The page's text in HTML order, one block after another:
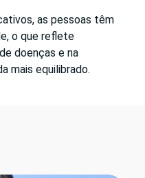
as pessoas têm
o que reflete
doenças e na
mais equilibrado.